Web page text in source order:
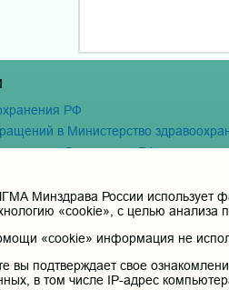
РФ
в Министерство
высшего образования РФ
образовательных ресурсов
государственный университет"
Минздрава России использует
«cookie», с целью анализа
«cookie» информация не
вы подтверждает свое
в том числе IP-адрес